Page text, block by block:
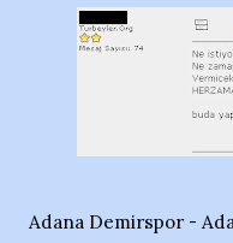
Adana Demirspor -